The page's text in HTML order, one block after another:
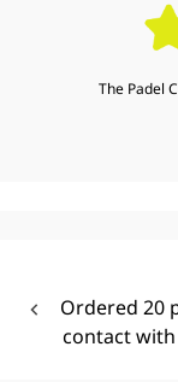
The Padel
Ordered 20
contact with